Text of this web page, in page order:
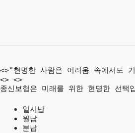
<>"현명한 사람은 어려움 속에서도
<> <>
종신보험은 미래를 위한 현명한 선택
일시납
월납
분납